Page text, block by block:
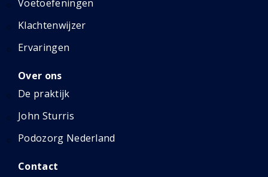
Voetoefeningen
Klachtenwijzer
Ervaringen
Over ons
De praktijk
John Sturris
Podozorg Nederland
Contact